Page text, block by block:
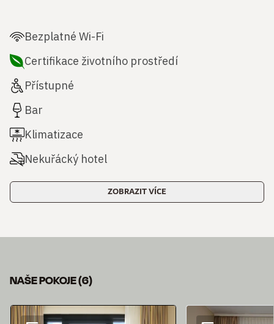
Bezplatné Wi-Fi
Certifikace životního prostředí
Přístupné
Bar
Klimatizace
Nekuřácký hotel
ZOBRAZIT VÍCE
NAŠE POKOJE(6)
Sklíčko 1 z 6